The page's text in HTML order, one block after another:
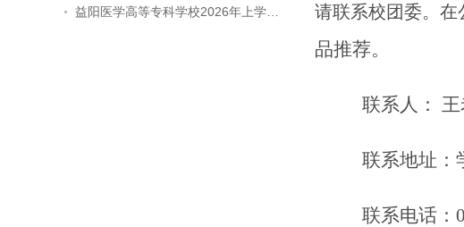
益阳医学高等专科学校2026年上学…
请联系校团委。
品推荐。
联系人：
联系地址：
联系电话：